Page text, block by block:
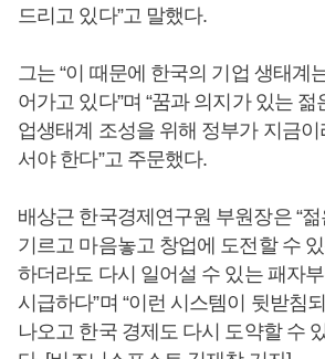
드리고 있다”고 말했다.
그는 “이 때문에 한국의 기업 생태계
어가고 있다”며 “꿈과 의지가 있는 젊
업생태계 조성을 위해 정부가 지금
서야 한다”고 주문했다.
배상근 한국경제연구원 부원장은 “
기르고 마음놓고 창업에 도전할 수
하더라도 다시 일어설 수 있는 패자
시급하다”며 “이런 시스템이 뒷받침
나오고 한국 경제도 다시 도약할 수